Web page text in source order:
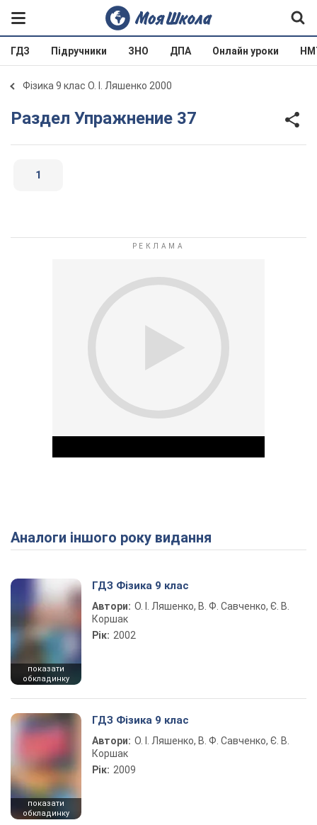
ГДЗ Підручники ЗНО ДПА Онлайн уроки
Фізика 9 клас О. І. Ляшенко 2000
Раздел Упражнение 37
1
Play Video
Аналоги іншого року видання
показати
обкладинку
ГДЗ Фізика 9 клас
Автори: О. І. Ляшенко, В. Ф. Савченко, Є. В.
Коршак
Рік: 2002
показати
обкладинку
ГДЗ Фізика 9 клас
Автори: О. І. Ляшенко, В. Ф. Савченко, Є. В.
Коршак
Рік: 2009